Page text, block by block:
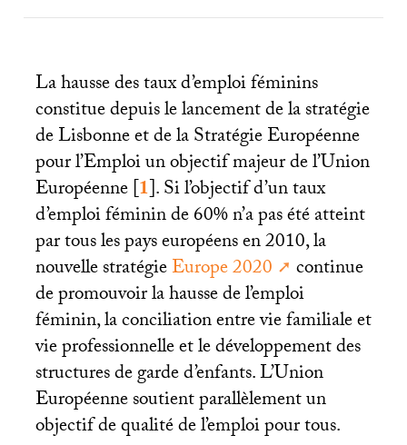
La hausse des taux d’emploi féminins
constitue depuis le lancement de la stratégie
de Lisbonne et de la Stratégie Européenne
pour l’Emploi un objectif majeur de l’Union
Européenne[1]. Si l’objectif d’un taux
d’emploi féminin de 60% n’a pas été atteint
par tous les pays européens en 2010, la
nouvelle stratégieEurope 2020
continue
de promouvoir la hausse de l’emploi
féminin, la conciliation entre vie familiale et
vie professionnelle et le développement des
structures de garde d’enfants. L’Union
Européenne soutient parallèlement un
objectif de qualité de l’emploi pour tous.